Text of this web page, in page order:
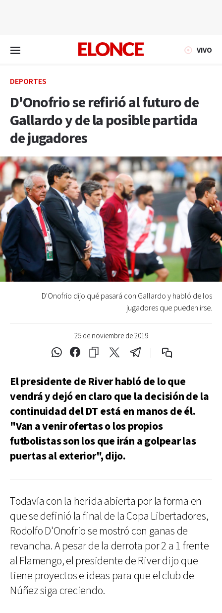
VIVO
DEPORTES
D'Onofrio se refirió al futuro de
Gallardo y de la posible partida
de jugadores
25 de noviembre de 2019
D'Onofrio dijo qué pasará con Gallardo y habló de los
jugadores que pueden irse.
El presidente de River habló de lo que
vendrá y dejó en claro que la decisión de la
continuidad del DT está en manos de él.
"Van a venir ofertas o los propios
futbolistas son los que irán a golpear las
puertas al exterior", dijo.
Todavía con la herida abierta por la forma en
que se definió la final de la Copa Libertadores,
Rodolfo D'Onofrio se mostró con ganas de
revancha. A pesar de la derrota por 2 a 1 frente
al Flamengo, el presidente de River dijo que
tiene proyectos e ideas para que el club de
Núñez siga creciendo.